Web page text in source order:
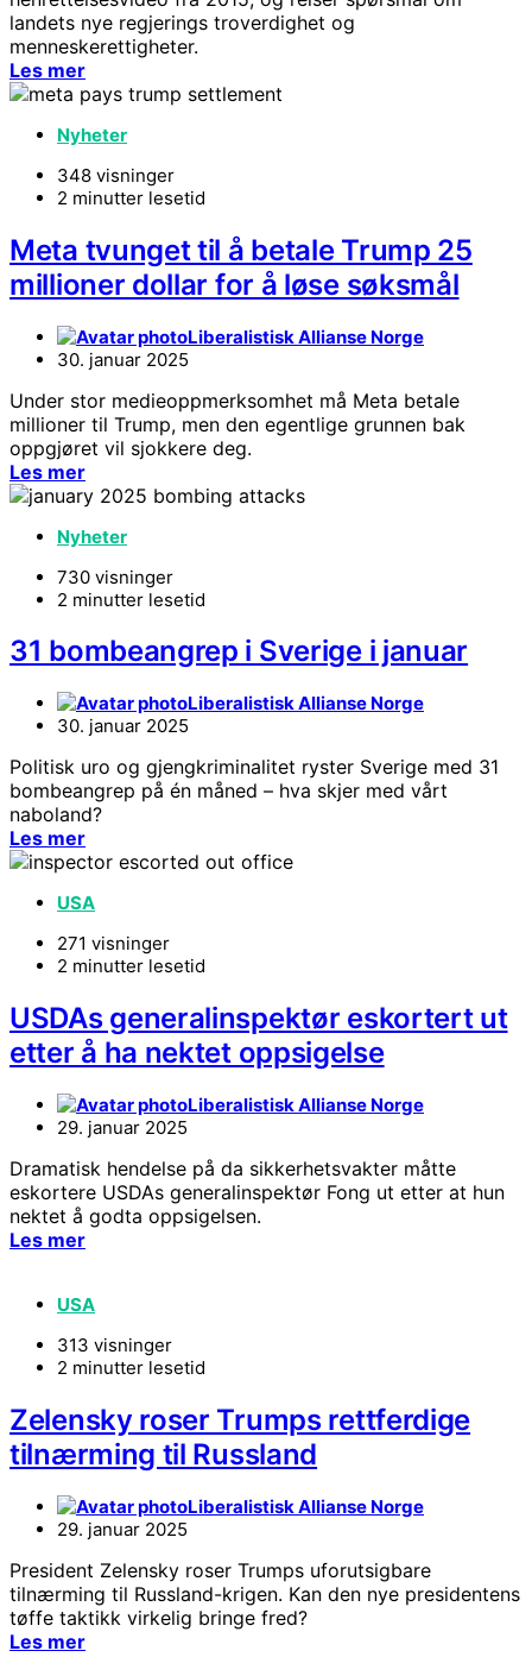
landets nye regjerings troverdighet og
menneskerettigheter.
Les mer
Nyheter
348 visninger
2 minutter lesetid
Meta tvunget til å betale Trump 25
millioner dollar for å løse søksmål
Liberalistisk Allianse Norge
30. januar 2025
Under stor medieoppmerksomhet må Meta betale
millioner til Trump, men den egentlige grunnen bak
oppgjøret vil sjokkere deg.
Les mer
Nyheter
730 visninger
2 minutter lesetid
31 bombeangrep i Sverige i januar
Liberalistisk Allianse Norge
30. januar 2025
Politisk uro og gjengkriminalitet ryster Sverige med 31
bombeangrep på én måned – hva skjer med vårt
naboland?
Les mer
USA
271 visninger
2 minutter lesetid
USDAs generalinspektør eskortert ut
etter å ha nektet oppsigelse
Liberalistisk Allianse Norge
29. januar 2025
Dramatisk hendelse på da sikkerhetsvakter måtte
eskortere USDAs generalinspektør Fong ut etter at hun
nektet å godta oppsigelsen.
Les mer
USA
313 visninger
2 minutter lesetid
Zelensky roser Trumps rettferdige
tilnærming til Russland
Liberalistisk Allianse Norge
29. januar 2025
President Zelensky roser Trumps uforutsigbare
tilnærming til Russland-krigen. Kan den nye presidentens
tøffe taktikk virkelig bringe fred?
Les mer